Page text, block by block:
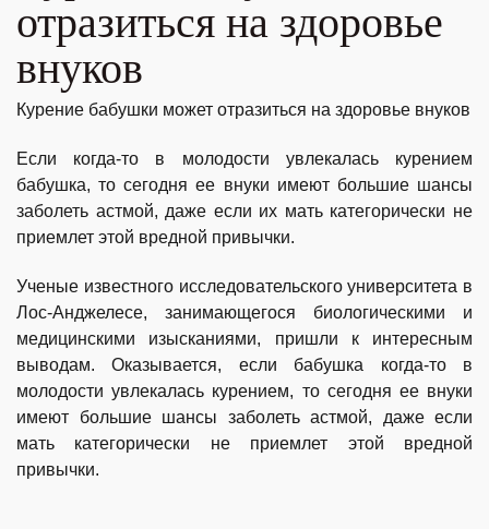
отразиться на здоровье
внуков
​Курение бабушки может отразиться на здоровье внуков
Если когда-то в молодости увлекалась курением
бабушка, то сегодня ее внуки имеют большие шансы
заболеть астмой, даже если их мать категорически не
приемлет этой вредной привычки.
Ученые известного исследовательского университета в
Лос-Анджелесе, занимающегося биологическими и
медицинскими изысканиями, пришли к интересным
выводам. Оказывается, если бабушка когда-то в
молодости увлекалась курением, то сегодня ее внуки
имеют большие шансы заболеть астмой, даже если
мать категорически не приемлет этой вредной
привычки.